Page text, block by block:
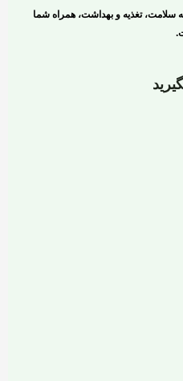
سلامت، تغذیه و بهداشت، همراه شما